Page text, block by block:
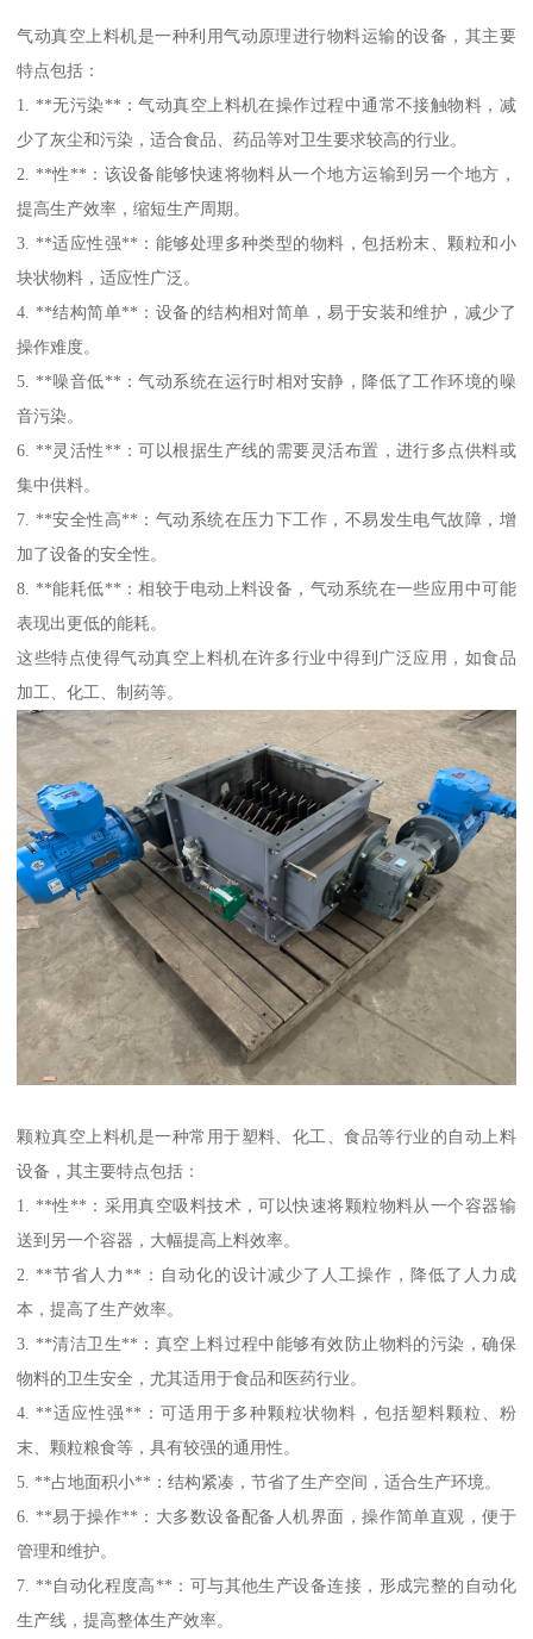
气动真空上料机是一种利用气动原理进行物料运输的设备，其主要
特点包括：
1. **无污染**：气动真空上料机在操作过程中通常不接触物料，减
少了灰尘和污染，适合食品、药品等对卫生要求较高的行业。
2. **性**：该设备能够快速将物料从一个地方运输到另一个地方，
提高生产效率，缩短生产周期。
3. **适应性强**：能够处理多种类型的物料，包括粉末、颗粒和小
块状物料，适应性广泛。
4. **结构简单**：设备的结构相对简单，易于安装和维护，减少了
操作难度。
5. **噪音低**：气动系统在运行时相对安静，降低了工作环境的噪
音污染。
6. **灵活性**：可以根据生产线的需要灵活布置，进行多点供料或
集中供料。
7. **安全性高**：气动系统在压力下工作，不易发生电气故障，增
加了设备的安全性。
8. **能耗低**：相较于电动上料设备，气动系统在一些应用中可能
表现出更低的能耗。
这些特点使得气动真空上料机在许多行业中得到广泛应用，如食品
加工、化工、制药等。
颗粒真空上料机是一种常用于塑料、化工、食品等行业的自动上料
设备，其主要特点包括：
1. **性**：采用真空吸料技术，可以快速将颗粒物料从一个容器输
送到另一个容器，大幅提高上料效率。
2. **节省人力**：自动化的设计减少了人工操作，降低了人力成
本，提高了生产效率。
3. **清洁卫生**：真空上料过程中能够有效防止物料的污染，确保
物料的卫生安全，尤其适用于食品和医药行业。
4. **适应性强**：可适用于多种颗粒状物料，包括塑料颗粒、粉
末、颗粒粮食等，具有较强的通用性。
5. **占地面积小**：结构紧凑，节省了生产空间，适合生产环境。
6. **易于操作**：大多数设备配备人机界面，操作简单直观，便于
管理和维护。
7. **自动化程度高**：可与其他生产设备连接，形成完整的自动化
生产线，提高整体生产效率。